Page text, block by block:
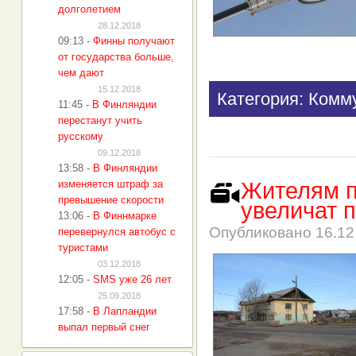
Категория:
Жителям
увеличат
Опубликовано
долголетием
28.12.2018
09:13 - Финны получают
от государства больше,
чем дают
15.12.2018
11:45 - В Финляндии
перестанут учить
русскому
09.12.2018
13:58 - В Финляндии
изменяется штраф за
превышение скорости
13:06 - В Финнмарке
перевернулся автобус с
туристами
03.12.2018
12:05 - SMS уже 26 лет
25.09.2018
17:58 - В Лапландии
выпал первый снег